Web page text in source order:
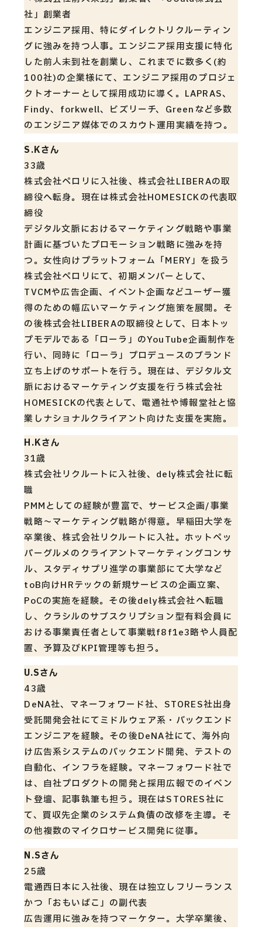
社」創業者
エンジニア採用、特にダイレクトリクルーティン
グに強みを持つ人事。エンジニア採用支援に特化
した前人未到社を創業し、これまでに数多く(約
100社)の企業様にて、エンジニア採用のプロジェ
クトオーナーとして採用成功に導く。LAPRAS、
Findy、forkwell、ビズリーチ、Greenなど多数
のエンジニア媒体でのスカウト運用実績を持つ。
S.Kさん
33歳
株式会社ペロリに入社後、株式会社LIBERAの取
締役へ転身。現在は株式会社HOMESICKの代表取
締役
デジタル文脈におけるマーケティング戦略や事業
計画に基づいたプロモーション戦略に強みを持
つ。女性向けプラットフォーム「MERY」を扱う
株式会社ペロリにて、初期メンバーとして、
TVCMや広告企画、イベント企画などユーザー獲
得のための幅広いマーケティング施策を展開。そ
の後株式会社LIBERAの取締役として、日本トッ
プモデルである「ローラ」のYouTube企画制作を
行い、同時に「ローラ」プロデュースのブランド
立ち上げのサポートを行う。現在は、デジタル文
脈におけるマーケティング支援を行う株式会社
HOMESICKの代表として、電通社や博報堂社と協
業しナショナルクライアント向けた支援を実施。
H.Kさん
31歳
株式会社リクルートに入社後、dely株式会社に転
職
PMMとしての経験が豊富で、サービス企画/事業
戦略〜マーケティング戦略が得意。早稲田大学を
卒業後、株式会社リクルートに入社。ホットペッ
パーグルメのクライアントマーケティングコンサ
ル、スタディサプリ進学の事業部にて大学など
toB向けHRテックの新規サービスの企画立案、
PoCの実施を経験。その後dely株式会社へ転職
し、クラシルのサブスクリプション型有料会員に
おける事業責任者として事業戦f8f1e3略や人員配
置、予算及びKPI管理等も担う。
U.Sさん
43歳
DeNA社、マネーフォワード社、STORES社出身
受託開発会社にてミドルウェア系・バックエンド
エンジニアを経験。その後DeNA社にて、海外向
け広告系システムのバックエンド開発、テストの
自動化、インフラを経験。マネーフォワード社で
は、自社プロダクトの開発と採用広報でのイベン
ト登壇、記事執筆も担う。現在はSTORES社に
て、買収先企業のシステム負債の改修を主導。そ
の他複数のマイクロサービス開発に従事。
N.Sさん
25歳
電通西日本に入社後、現在は独立しフリーランス
かつ「おもいばこ」の副代表
広告運用に強みを持つマーケター。大学卒業後、